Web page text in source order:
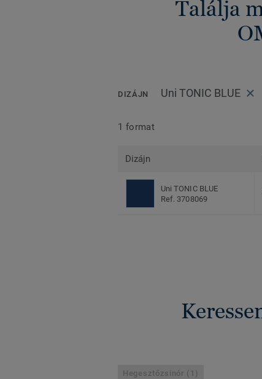
Találja
DIZÁJN Uni TONIC BLUE
1 format
Dizájn
Uni TONIC BLUE
Ref. 3708069
Hegesztőzsinór (1)